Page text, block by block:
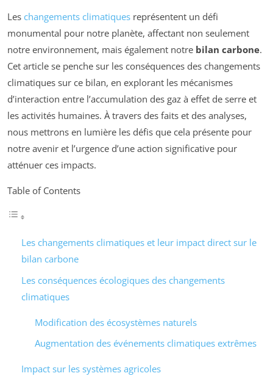
Les changements climatiques représentent un défi
monumental pour notre planète, affectant non seulement
notre environnement, mais également notre bilan carbone.
Cet article se penche sur les conséquences des changements
climatiques sur ce bilan, en explorant les mécanismes
d’interaction entre l’accumulation des gaz à effet de serre et
les activités humaines. À travers des faits et des analyses,
nous mettrons en lumière les défis que cela présente pour
notre avenir et l’urgence d’une action significative pour
atténuer ces impacts.
Table of Contents
Les changements climatiques et leur impact direct sur le
bilan carbone
Les conséquences écologiques des changements
climatiques
Modification des écosystèmes naturels
Augmentation des événements climatiques extrêmes
Impact sur les systèmes agricoles